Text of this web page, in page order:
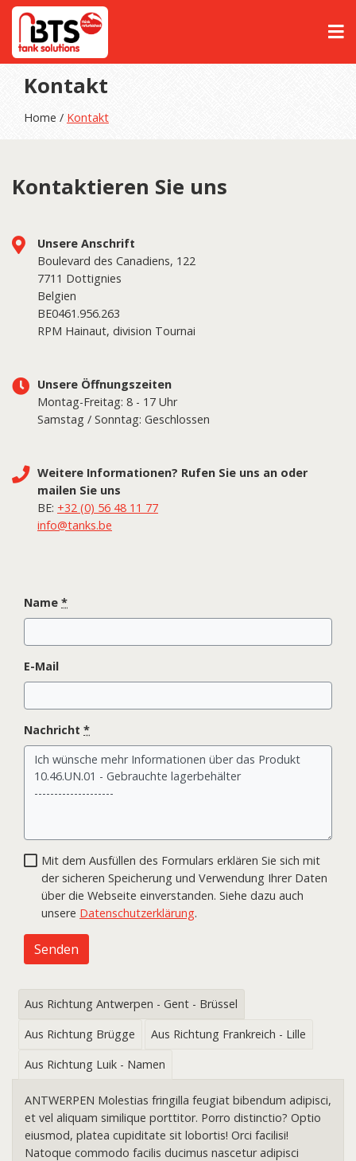
Kontakt
Home / Kontakt
Kontaktieren Sie uns
Unsere Anschrift
Boulevard des Canadiens, 122
7711 Dottignies
Belgien
BE0461.956.263
RPM Hainaut, division Tournai
Unsere Öffnungszeiten
Montag-Freitag: 8 - 17 Uhr
Samstag / Sonntag: Geschlossen
Weitere Informationen? Rufen Sie uns an oder
mailen Sie uns
BE: +32 (0) 56 48 11 77
info@tanks.be
Name *
E-Mail
Nachricht *
Mit dem Ausfüllen des Formulars erklären Sie sich mit
der sicheren Speicherung und Verwendung Ihrer Daten
über die Webseite einverstanden. Siehe dazu auch
unsere Datenschutzerklärung.
Senden
Aus Richtung Antwerpen - Gent - Brüssel
Aus Richtung Brügge
Aus Richtung Frankreich - Lille
Aus Richtung Luik - Namen
ANTWERPEN Molestias fringilla feugiat bibendum adipisci,
et vel aliquam similique porttitor. Porro distinctio? Optio
eiusmod, platea cupiditate sit lobortis! Orci facilisi!
Natoque commodo facilis ducimus nascetur adipisci